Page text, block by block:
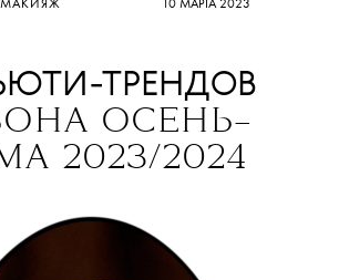
10 МАРТА 2023
МАКИЯЖ
ТРЕНДОВ
ОСЕНЬ–
2023/2024